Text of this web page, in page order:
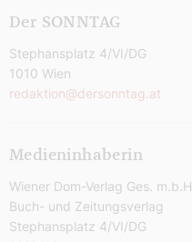
Der SONNTAG
Stephansplatz 4/VI/DG
1010 Wien
redaktion@dersonntag.at
Medieninhaberin
Wiener Dom-Verlag Ges. m.b.H.
Buch- und Zeitungsverlag
Stephansplatz 4/VI/DG